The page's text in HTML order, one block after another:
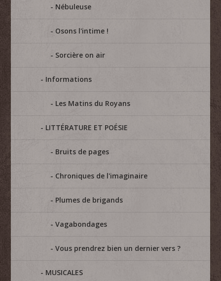
Nébuleuse
Osons l'intime !
Sorcière on air
Informations
Les Matins du Royans
LITTÉRATURE ET POÉSIE
Bruits de pages
Chroniques de l'imaginaire
Plumes de brigands
Vagabondages
Vous prendrez bien un dernier vers ?
MUSICALES